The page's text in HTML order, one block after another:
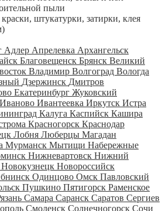
пыли
штукатурки, затирки, клея
Адлер Апрелевка Архангельск
Благовещенск Брянск Великий
Владимир Волгоград Вологда
Дзержинск Дмитров
Екатеринбург Жуковский
Иваново Ивантеевка Иркутск Истра
Калуга Каспийск Кашира
Красногорск Краснодар
Лобня Люберцы Магадан
Мурманск Мытищи Набережные
Нижневартовск Нижний
Новокузнецк Новороссийск
Одинцово Омск Павловский
Пушкино Пятигорск Раменское
Самара Саранск Саратов Сергиев
Смоленск Солнечногорск Сочи